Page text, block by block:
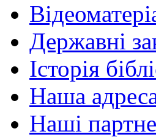
Державні
Історія
Наша
Наші